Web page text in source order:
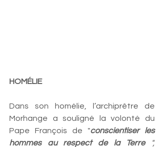
HOMÉLIE
Dans son homélie, l’archiprêtre de
Morhange a souligné la volonté du
Pape François de "conscientiser les
hommes au respect de la Terre